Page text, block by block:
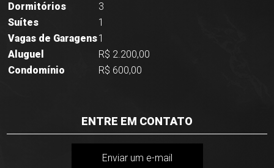
Dormitórios
3
Suítes
1
Vagas de Garagens1
Aluguel
R$ 2.200,00
Condomínio
R$ 600,00
ENTRE EM CONTATO
Enviar um e-mail